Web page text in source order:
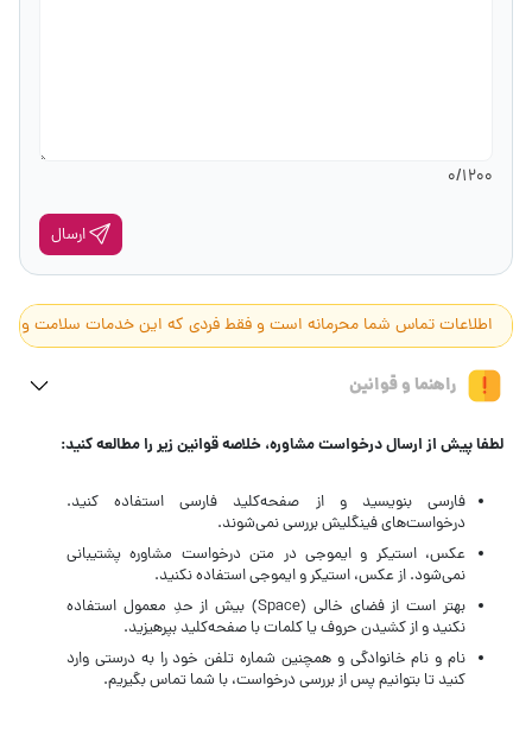
0/1200
ارسال
اطلاعات تماس شما محرمانه است و فقط فردی که این خدمات سلامت و
راهنما و قوانین
لطفا پیش از ارسال درخواست مشاوره، خلاصه قوانین زیر را مطالعه کنید:
فارسی بنویسید و از صفحه‌کلید فارسی استفاده کنید.
درخواست‌های فینگلیش بررسی نمی‌شوند.
عکس، استیکر و ایموجی در متن درخواست مشاوره پشتیبانی
نمی‌شود. از عکس، استیکر و ایموجی استفاده نکنید.
بهتر است از فضای خالی (Space) بیش‌ از‌ حدِ معمول استفاده
نکنید و از کشیدن حروف یا کلمات با صفحه‌کلید بپرهیزید.
نام و نام خانوادگی و همچنین شماره تلفن خود را به درستی وارد
کنید تا بتوانیم پس از بررسی درخواست، با شما تماس بگیریم.